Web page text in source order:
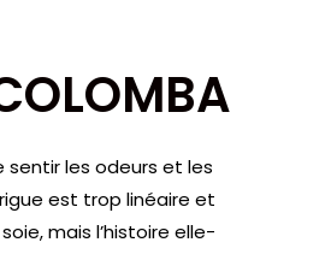
sentir les odeurs et les
est trop linéaire et
mais l’histoire elle-